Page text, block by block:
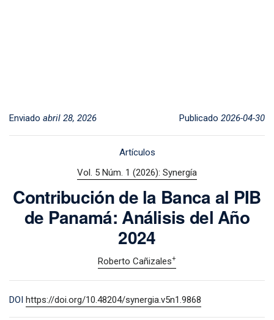
Enviado abril 28, 2026 Publicado 2026-04-30
Artículos
Vol. 5 Núm. 1 (2026): Synergía
Contribución de la Banca al PIB
de Panamá: Análisis del Año
2024
Roberto Cañizales+
DOI https://doi.org/10.48204/synergia.v5n1.9868